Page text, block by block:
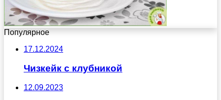
Популярное
17.12.2024
Чизкейк с клубникой
12.09.2023